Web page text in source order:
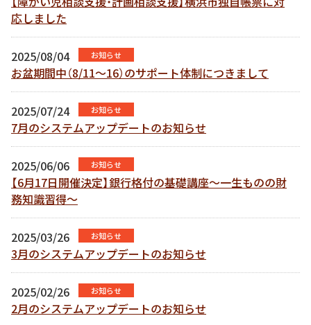
応しました
2025/08/04 お知らせ
お盆期間中（8/11～16）のサポート体制につきまして
2025/07/24 お知らせ
7月のシステムアップデートのお知らせ
2025/06/06 お知らせ
【6月17日開催決定】銀行格付の基礎講座〜一生ものの財
務知識習得〜
2025/03/26 お知らせ
3月のシステムアップデートのお知らせ
2025/02/26 お知らせ
2月のシステムアップデートのお知らせ